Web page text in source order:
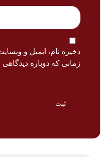
ذخیره نام، ایمیل و
زمانی که دوباره